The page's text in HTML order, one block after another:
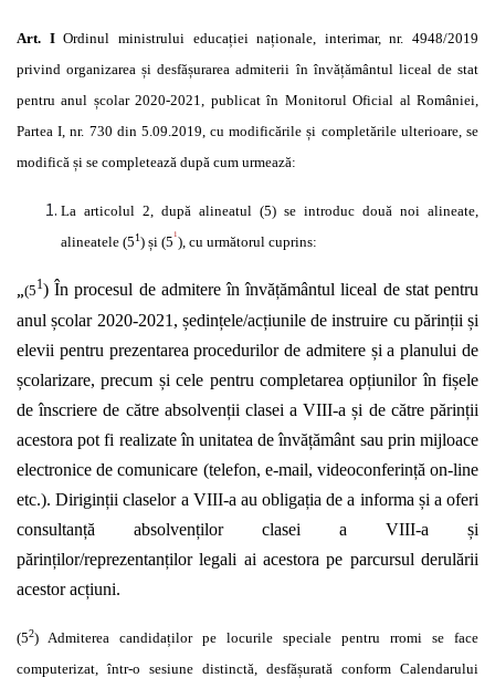
Art. IOrdinul ministrului educației naționale, interimar, nr. 4948/2019
privind organizarea și desfășurarea admiterii în învățământul liceal de stat
pentru anul școlar 2020-2021, publicat în Monitorul Oficial al României,
Partea I, nr. 730 din 5.09.2019, cu modificările și completările ulterioare, se
modifică și se completează după cum urmează:
La articolul 2, după alineatul (5) se introduc două noi alineate,
alineatele (51) și (5 1), cu următorul cuprins:
(51) În procesul de admitere în învățământul liceal de stat pentru
anul școlar 2020-2021, ședințele/acțiunile de instruire cu părinții și
elevii pentru prezentarea procedurilor de admitere și a planului de
școlarizare, precum și cele pentru completarea opțiunilor în fișele
de înscriere de către absolvenții clasei a VIII-a și de către părinții
acestora pot fi realizate în unitatea de învățământ sau prin mijloace
electronice de comunicare (telefon, e-mail, videoconferință on-line
etc.). Diriginții claselor a VIII-a au obligația de a informa și a oferi
consultanță absolvenților clasei a VIII-a și
părinților/reprezentanților legali ai acestora pe parcursul derulării
acestor acțiuni.
(52) Admiterea candidaților pe locurile speciale pentru rromi se face
computerizat, într-o sesiune distinctă, desfășurată conform Calendarului